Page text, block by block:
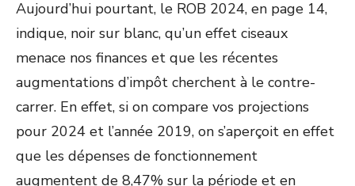
Aujourd’hui pourtant, le ROB 2024, en page 14,
indique, noir sur blanc, qu’un effet ciseaux
menace nos finances et que les récentes
augmentations d’impôt cherchent à le contre-
carrer. En effet, si on compare vos projections
pour 2024 et l’année 2019, on s’aperçoit en effet
que les dépenses de fonctionnement
augmentent de 8,47% sur la période et en